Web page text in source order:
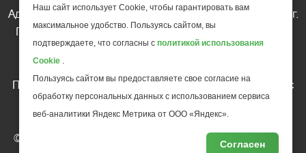
Адрес редакции: 185035 Россия, Республика Карелия, г.
Петрозаводск, ул. Фридриха Энгельса д.10, офис 211
Телефон редакции: +7 (499) 685-10-45
Перепечатка материалов газеты допускается только c
письменного разрешения редакции
Ссылка на «Газету педагогов» обязательна.
© АНО ДПО "Инновационный образовательный центр
Наш сайт использует Cookie, чтобы гарантировать вам
максимальное удобство. Пользуясь сайтом, вы
подтверждаете, что согласны с политикой использования
Cookie .
Пользуясь сайтом вы предоставляете свое согласие на
обработку персональных данных с использованием сервиса
веб-аналитики Яндекс Метрика от ООО «Яндекс».
Согласен